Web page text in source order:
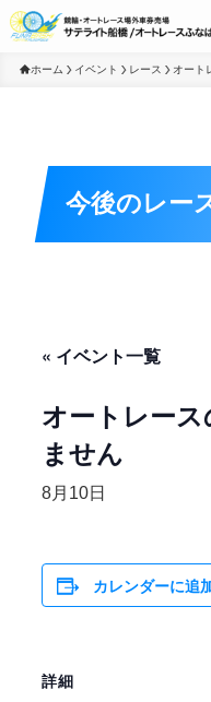
ホーム イベント レース オート
今後のレー
« イベント一覧
オートレース
ません
8月10日
カレンダーに追
詳細